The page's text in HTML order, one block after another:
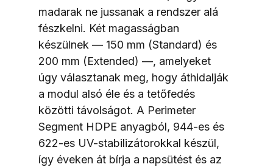
madarak ne jussanak a rendszer alá
fészkelni. Két magasságban
készülnek — 150 mm (Standard) és
200 mm (Extended) —, amelyeket
úgy választanak meg, hogy áthidalják
a modul alsó éle és a tetőfedés
közötti távolságot. A Perimeter
Segment HDPE anyagból, 944-es és
622-es UV-stabilizátorokkal készül,
így éveken át bírja a napsütést és az